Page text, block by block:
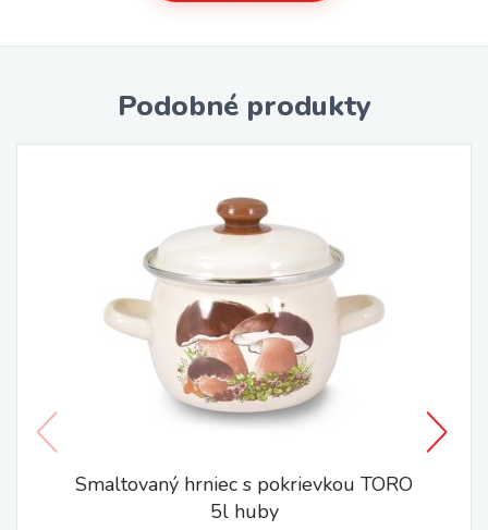
Podobné produkty
Smaltovaný hrniec s pokrievkou TORO
5l huby